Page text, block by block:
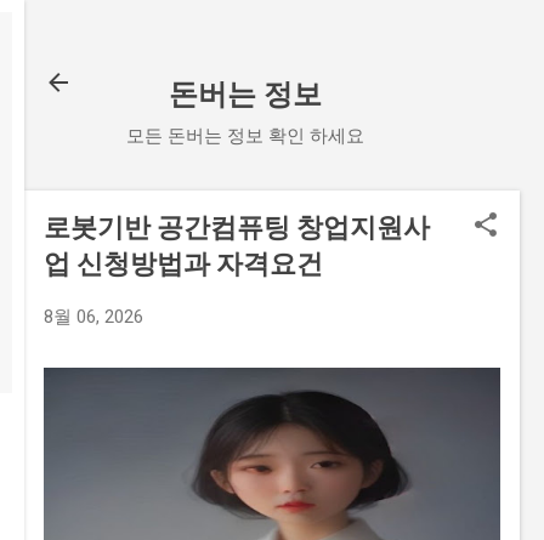
돈버는 정보
모든 돈버는 정보 확인 하세요
로봇기반 공간컴퓨팅 창업지원사
업 신청방법과 자격요건
8월 06, 2026